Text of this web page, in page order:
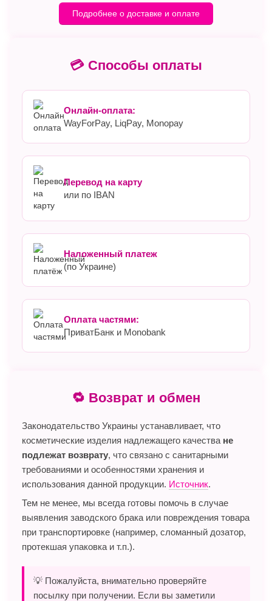
Подробнее о доставке и оплате
💳 Способы оплаты
Онлайн-оплата:
WayForPay, LiqPay, Monopay
Перевод на карту
или по IBAN
Наложенный платеж
(по Украине)
Оплата частями:
ПриватБанк и Monobank
🔁 Возврат и обмен
Законодательство Украины устанавливает, что
косметические изделия надлежащего качества не
подлежат возврату, что связано с санитарными
требованиями и особенностями хранения и
использования данной продукции. Источник.
Тем не менее, мы всегда готовы помочь в случае
выявления заводского брака или повреждения товара
при транспортировке (например, сломанный дозатор,
протекшая упаковка и т.п.).
💡 Пожалуйста, внимательно проверяйте
посылку при получении. Если вы заметили